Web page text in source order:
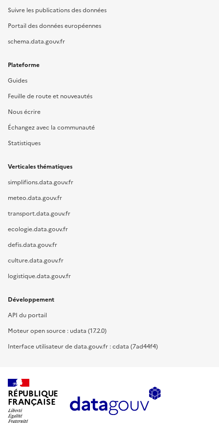
Suivre les publications des données
Portail des données européennes
schema.data.gouv.fr
Plateforme
Guides
Feuille de route et nouveautés
Nous écrire
Échangez avec la communauté
Statistiques
Verticales thématiques
simplifions.data.gouv.fr
meteo.data.gouv.fr
transport.data.gouv.fr
ecologie.data.gouv.fr
defis.data.gouv.fr
culture.data.gouv.fr
logistique.data.gouv.fr
Développement
API du portail
Moteur open source : udata (17.2.0)
Interface utilisateur de data.gouv.fr : cdata (7ad44f4)
RÉPUBLIQUE
FRANÇAISE